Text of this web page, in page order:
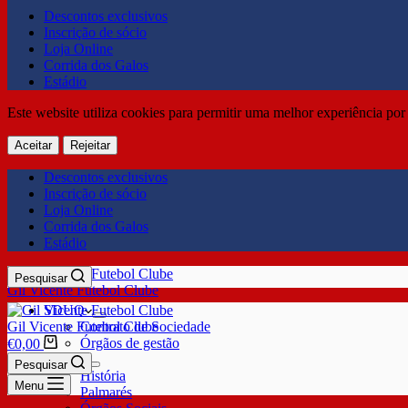
Descontos exclusivos
Inscrição de sócio
Loja Online
Corrida dos Galos
Estádio
Este website utiliza cookies para permitir uma melhor experiência
Aceitar Rejeitar
Descontos exclusivos
Inscrição de sócio
Loja Online
Corrida dos Galos
Estádio
Gil Vicente Futebol Clube
Pesquisar
SDUQ
Contrato de Sociedade
Órgãos de gestão
Clube
História
Palmarés
Gil Vicente Futebol Clube
€0,00
Pesquisar
Menu